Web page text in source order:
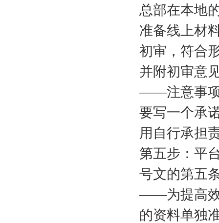
总部在本地
准备线上材
初审，符合
并附初审意
——注意事项
要写一个承
用自行承担
第五步：平
号文的第五
——为提高效
的资料单独